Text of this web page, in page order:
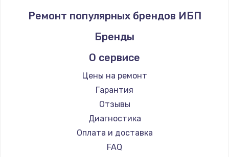
Ремонт популярных брендов ИБП
Бренды
О сервисе
Цены на ремонт
Гарантия
Отзывы
Диагностика
Оплата и доставка
FAQ